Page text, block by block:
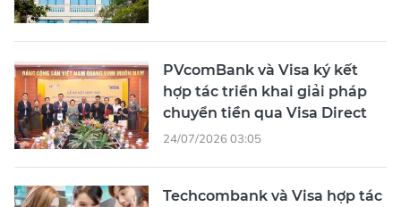
PVcomBank và Visa ký kết
hợp tác triển khai giải pháp
chuyển tiền qua Visa Direct
24/07/2026 03:05
Techcombank và Visa hợp tác